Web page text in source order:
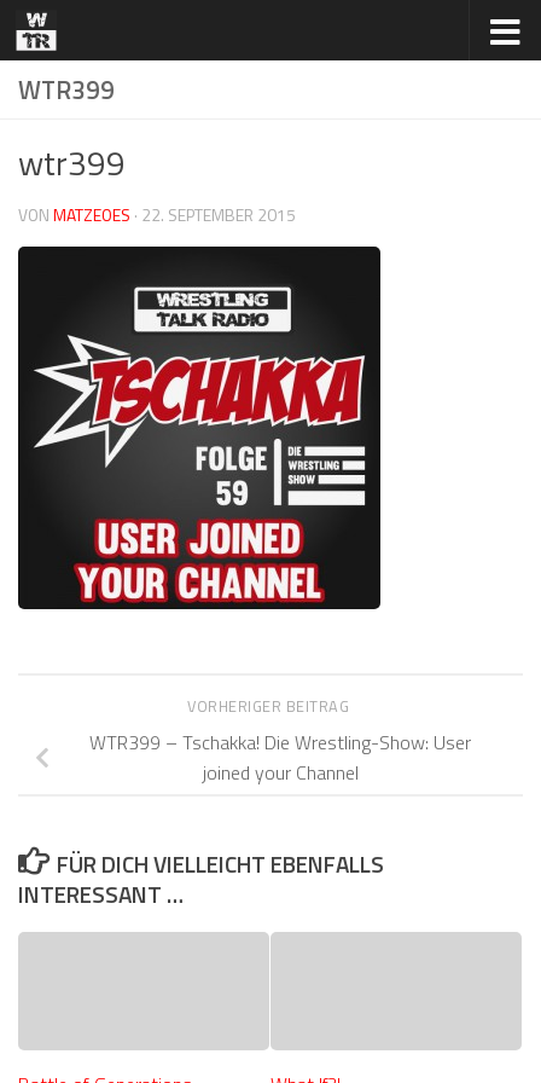
Zum Inhalt springen
WTR399
wtr399
VONMATZEOES · 22. SEPTEMBER 2015
VORHERIGER BEITRAG
WTR399 – Tschakka! Die Wrestling-Show: User
joined your Channel
FÜR DICH VIELLEICHT EBENFALLS
INTERESSANT …